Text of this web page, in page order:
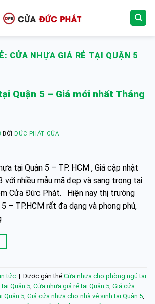
CỬA NHỰA GIÁ RẺ TẠI QUẬN 5
Quận 5 – Giá mới nhất Tháng
BỞIĐỨC PHÁT CỬA
tại Quận 5 – TP. HCM , Giá cập nhật
với nhiều mẫu mã đẹp và sang trọng tại
Cửa Đức Phát. Hiện nay thị trường
– TP.HCM rất đa dạng và phong phú,
tức | Được gắn thẻ Cửa nhựa cho phòng ngủ tại
Quận 5 Cửa nhựa giá rẻ tại Quận 5 Giá cửa
Quận 5 Giá cửa nhựa cho nhà vệ sinh tại Quận 5